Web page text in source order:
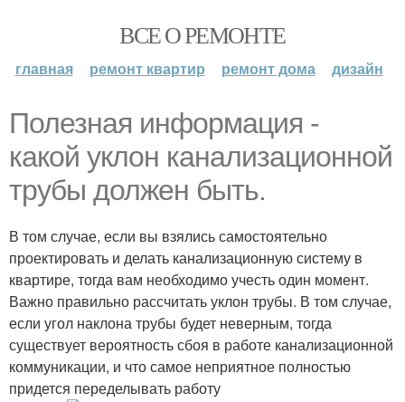
ВСЕ О РЕМОНТЕ
главная ремонт квартир ремонт дома дизайн
Полезная информация -
какой уклон канализационной
трубы должен быть.
В том случае, если вы взялись самостоятельно
проектировать и делать канализационную систему в
квартире, тогда вам необходимо учесть один момент.
Важно правильно рассчитать уклон трубы. В том случае,
если угол наклона трубы будет неверным, тогда
существует вероятность сбоя в работе канализационной
коммуникации, и что самое неприятное полностью
придется переделывать работу